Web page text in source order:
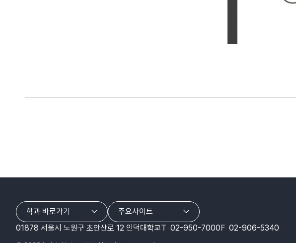
학과 바로가기
주요사이트
01878 서울시 노원구 초안산로 12 인덕대학교T 02-950-7000F 02-906-5340